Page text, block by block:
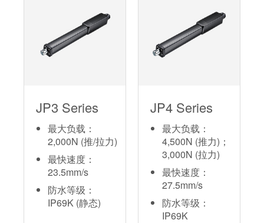
JP3 Series
最大负载：
2,000N (推/拉力)
最快速度：
23.5mm/s
防水等级：
IP69K (静态)
JP4 Series
最大负载：
4,500N (推力)；
3,000N (拉力)
最快速度：
27.5mm/s
防水等级：
IP69K